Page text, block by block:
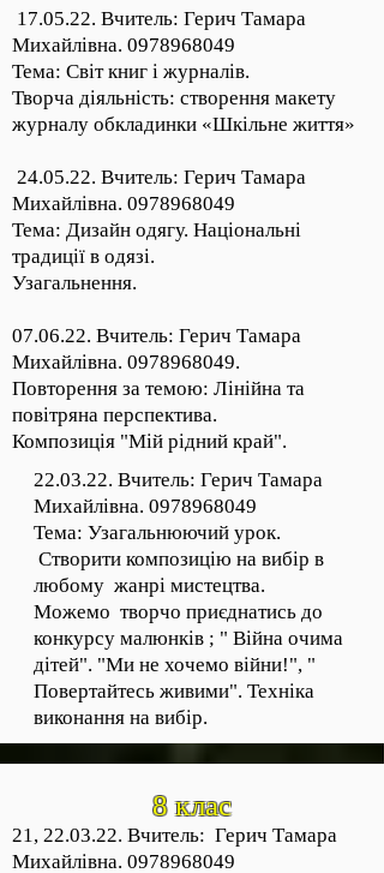
17.05.22. Вчитель: Герич Тамара
Михайлівна. 0978968049
Тема: Світ книг і журналів.
Творча діяльність: створення макету
журналу обкладинки «Шкільне життя»
24.05.22. Вчитель: Герич Тамара
Михайлівна. 0978968049
Тема: Дизайн одягу. Національні
традиції в одязі.
Узагальнення.
07.06.22. Вчитель: Герич Тамара
Михайлівна. 0978968049.
Повторення за темою: Лінійна та
повітряна перспектива.
Композиція "Мій рідний край".
22.03.22. Вчитель: Герич Тамара
Михайлівна. 0978968049
Тема: Узагальнюючий урок.
Створити композицію на вибір в
любому жанрі мистецтва.
Можемо творчо приєднатись до
конкурсу малюнків ; " Війна очима
дітей". "Ми не хочемо війни!", "
Повертайтесь живими". Техніка
виконання на вибір.
8 клас
21, 22.03.22. Вчитель: Герич Тамара
Михайлівна. 0978968049